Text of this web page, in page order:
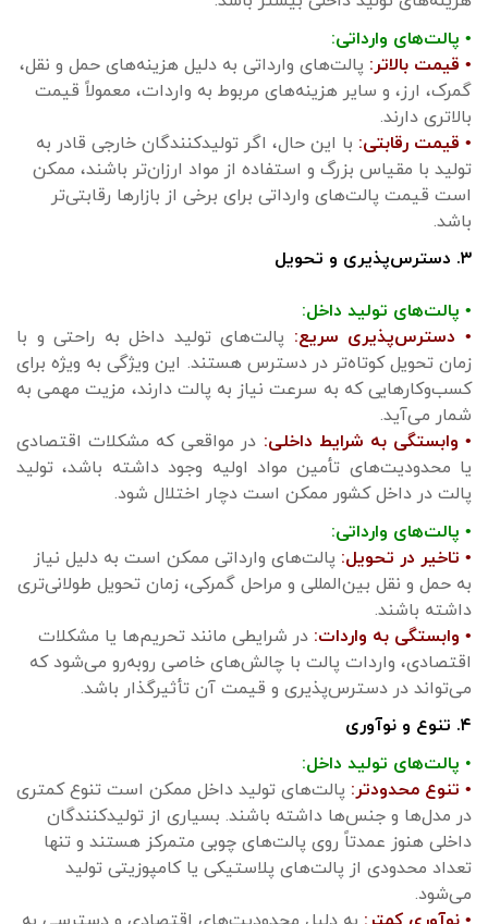
• پالت‌های وارداتی:
• قیمت بالاتر: پالت‌های وارداتی به دلیل هزینه‌های حمل و نقل،
گمرک، ارز، و سایر هزینه‌های مربوط به واردات، معمولاً قیمت
بالاتری دارند.
• قیمت رقابتی: با این حال، اگر تولیدکنندگان خارجی قادر به
تولید با مقیاس بزرگ و استفاده از مواد ارزان‌تر باشند، ممکن
است قیمت پالت‌های وارداتی برای برخی از بازارها رقابتی‌تر
باشد.
۳. دسترس‌پذیری و تحویل
• پالت‌های تولید داخل:
• دسترس‌پذیری سریع: پالت‌های تولید داخل به راحتی و با
زمان تحویل کوتاه‌تر در دسترس هستند. این ویژگی به ویژه برای
کسب‌وکارهایی که به سرعت نیاز به پالت دارند، مزیت مهمی به
شمار می‌آید.
• وابستگی به شرایط داخلی: در مواقعی که مشکلات اقتصادی
یا محدودیت‌های تأمین مواد اولیه وجود داشته باشد، تولید
پالت در داخل کشور ممکن است دچار اختلال شود.
• پالت‌های وارداتی:
• تاخیر در تحویل: پالت‌های وارداتی ممکن است به دلیل نیاز
به حمل و نقل بین‌المللی و مراحل گمرکی، زمان تحویل طولانی‌تری
داشته باشند.
• وابستگی به واردات: در شرایطی مانند تحریم‌ها یا مشکلات
اقتصادی، واردات پالت با چالش‌های خاصی روبه‌رو می‌شود که
می‌تواند در دسترس‌پذیری و قیمت آن تأثیرگذار باشد.
۴. تنوع و نوآوری
• پالت‌های تولید داخل:
• تنوع محدودتر: پالت‌های تولید داخل ممکن است تنوع کمتری
در مدل‌ها و جنس‌ها داشته باشند. بسیاری از تولیدکنندگان
داخلی هنوز عمدتاً روی پالت‌های چوبی متمرکز هستند و تنها
تعداد محدودی از پالت‌های پلاستیکی یا کامپوزیتی تولید
می‌شود.